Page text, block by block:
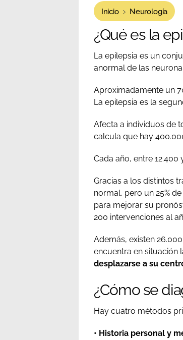
Inicio Neurología
¿Qué es la
La epilepsia es un
anormal de las
Aproximadamente un
La epilepsia es la
Afecta a individuos de
calcula que hay
Cada año, entre
Gracias a los distintos
normal, pero un 25%
para mejorar su
200 intervenciones al
Además, existen
encuentra en situación
desplazarse a su
¿Cómo se
Hay cuatro métodos
• Historia personal y